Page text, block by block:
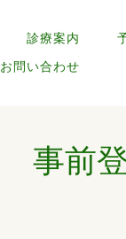
診療案内
お問い合わせ
事前